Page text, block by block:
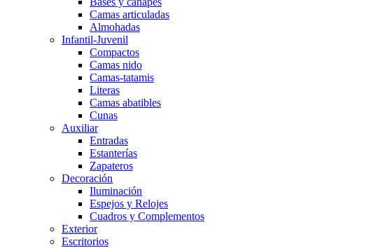
Camas articuladas
Almohadas
Infantil-Juvenil
Compactos
Camas nido
Camas-tatamis
Literas
Camas abatibles
Cunas
Auxiliar
Entradas
Estanterías
Zapateros
Decoración
Iluminación
Espejos y Relojes
Cuadros y Complementos
Exterior
Escritorios